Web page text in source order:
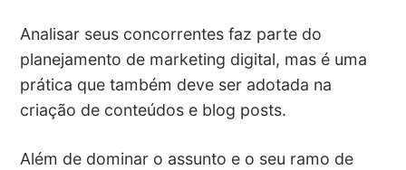
Analisar seus concorrentes faz parte do
planejamento de marketing digital, mas é uma
prática que também deve ser adotada na
criação de conteúdos e blog posts.
Além de dominar o assunto e o seu ramo de